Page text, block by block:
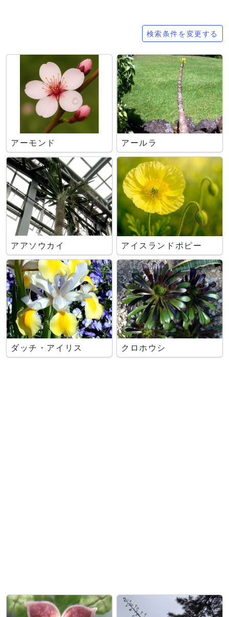
検索条件を変更する
アーモンド アールラ
アアソウカイ アイスランドポピー
ダッチ・アイリス クロホウシ